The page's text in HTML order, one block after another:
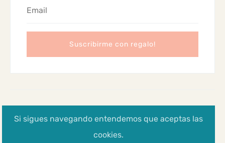
Aviso legal, Política de privacidad y cookies
Si sigues navegando entendemos que aceptas las
cookies.